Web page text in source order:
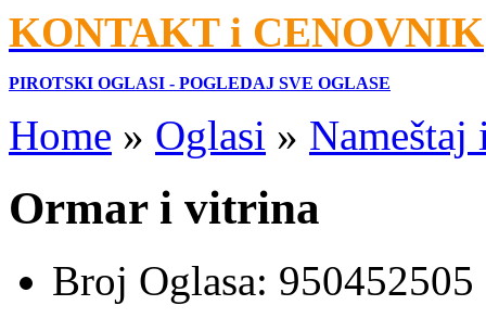
KONTAKT i CENOVNIK
PIROTSKI OGLASI - POGLEDAJ SVE OGLASE
Home » Oglasi » Nameštaj
Ormar i vitrina
Broj Oglasa: 950452505